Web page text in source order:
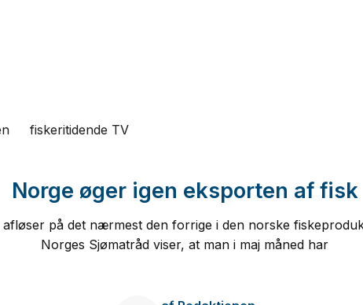
fiskeritidende TV
Norge øger igen eksporten af fisk
afløser på det nærmest den forrige i den norske
Norges Sjømatråd viser, at man i maj måned har